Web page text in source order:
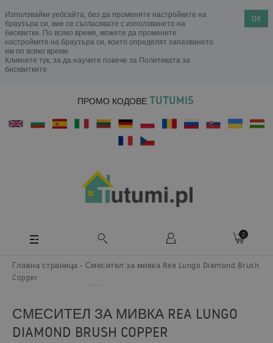
Използвайки уебсайта, без да променяте настройките на
браузъра си, вие се съгласявате с използването на
бисквитки. По всяко време, можете да промените
настройките на браузъра си, които определят запазването
им по всяко време.
Кликнете тук, за да научите повече за Политиката за
бисквитките .
OK
ПРОМО КОДОВЕ TUTUMI5
0
Главна страница
Смесител за мивка Rea Lungo Diamond Brush
Copper
СМЕСИТЕЛ ЗА МИВКА REA LUNGO
DIAMOND BRUSH COPPER